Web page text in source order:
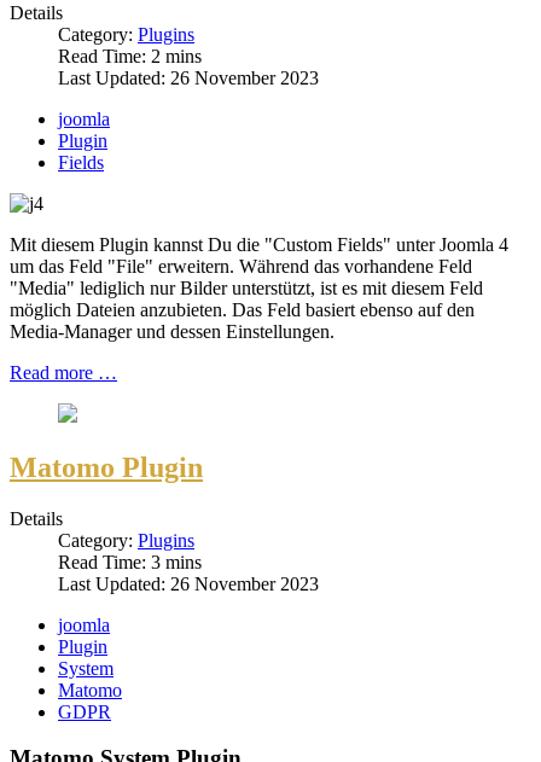
Details
Category: Plugins
Read Time: 2 mins
Last Updated: 26 November 2023
joomla
Plugin
Fields
Mit diesem Plugin kannst Du die "Custom Fields" unter Joomla 4
um das Feld "File" erweitern. Während das vorhandene Feld
"Media" lediglich nur Bilder unterstützt, ist es mit diesem Feld
möglich Dateien anzubieten. Das Feld basiert ebenso auf den
Media-Manager und dessen Einstellungen.
Read more …
Matomo Plugin
Details
Category: Plugins
Read Time: 3 mins
Last Updated: 26 November 2023
joomla
Plugin
System
Matomo
GDPR